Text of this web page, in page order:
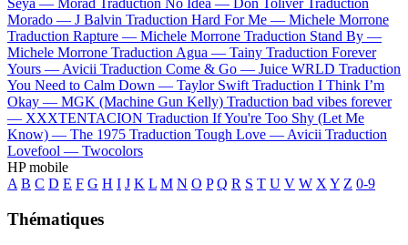
Seya — Morad Traduction No Idea — Don Toliver Traduction
Morado — J Balvin Traduction Hard For Me — Michele Morrone
Traduction Rapture — Michele Morrone Traduction Stand By —
Michele Morrone Traduction Agua — Tainy Traduction Forever
Yours — Avicii Traduction Come & Go — Juice WRLD Traduction
You Need to Calm Down — Taylor Swift Traduction I Think I’m
Okay — MGK (Machine Gun Kelly) Traduction bad vibes forever
— XXXTENTACION Traduction If You're Too Shy (Let Me
Know) — The 1975 Traduction Tough Love — Avicii Traduction
Lovefool — Twocolors
HP mobile
A B C D E F G H I J K L M N O P Q R S T U V W X Y Z 0-9
Thématiques